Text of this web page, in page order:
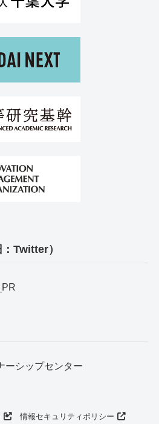
Twitter）
ーシップセンター
情報セキュリティポリシー